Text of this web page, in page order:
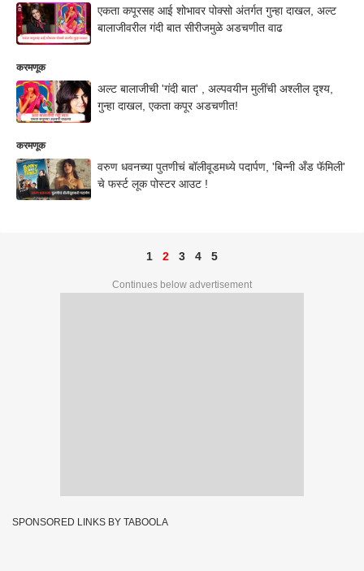
एकता कपूरसह आई शोभावर पोक्सो अंतर्गत गुन्हा दाखल, अल्ट
बालाजीवरील गंदी बात सीरीजमुळे अडचणीत वाढ
करमणूक
अल्ट बालाजीची 'गंदी बात' , अल्पवयीन मुलींची अश्लील दृश्य,
गुन्हा दाखल, एकता कपूर अडचणीत!
करमणूक
वरुण धवनच्या पुतणीचं बॉलीवूडमध्ये पदार्पण, 'बिन्नी अँड फॅमिली'
चे फर्स्ट लूक पोस्टर आउट !
1 2 3 4 5
Continues below advertisement
SPONSORED LINKS BY TABOOLA